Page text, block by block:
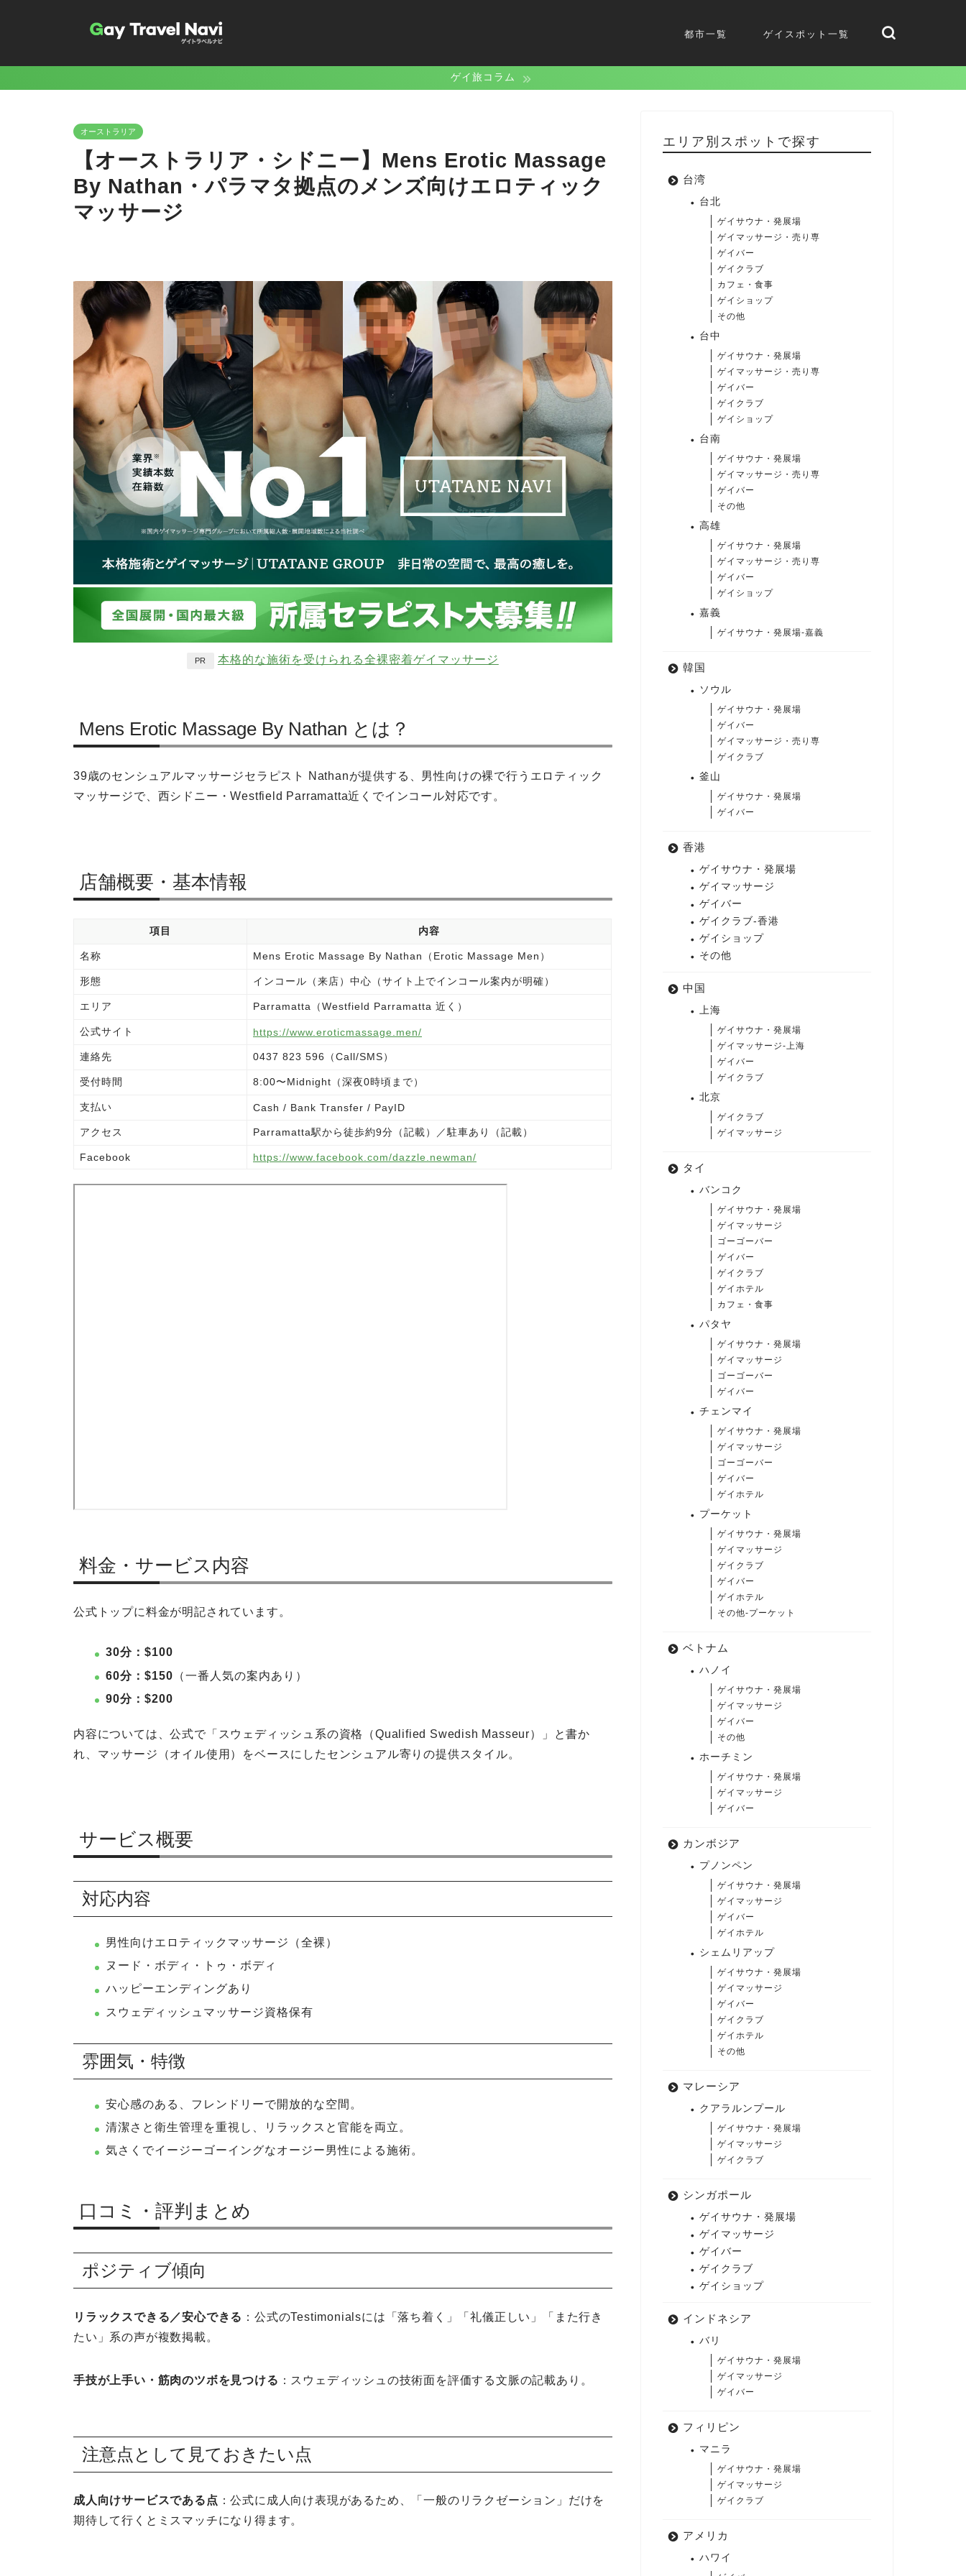
都市一覧 ゲイスポット一覧
ゲイ旅コラム
オーストラリア
【オーストラリア・シドニー】Mens Erotic Massage
By Nathan・パラマタ拠点のメンズ向けエロティック
マッサージ
PR 本格的な施術を受けられる全裸密着ゲイマッサージ
Mens Erotic Massage By Nathan とは？
39歳のセンシュアルマッサージセラピスト Nathanが提供する、男性向けの裸で行うエロティック
マッサージで、西シドニー・Westfield Parramatta近くでインコール対応です。
店舗概要・基本情報
項目 内容
名称 Mens Erotic Massage By Nathan（Erotic Massage Men）
形態 インコール（来店）中心（サイト上でインコール案内が明確）
エリア Parramatta（Westfield Parramatta 近く）
公式サイト https://www.eroticmassage.men/
連絡先 0437 823 596（Call/SMS）
受付時間 8:00〜Midnight（深夜0時頃まで）
支払い Cash / Bank Transfer / PayID
アクセス Parramatta駅から徒歩約9分（記載）／駐車あり（記載）
Facebook https://www.facebook.com/dazzle.newman/
料金・サービス内容
公式トップに料金が明記されています。
30分：$100
60分：$150 （一番人気の案内あり）
90分：$200
内容については、公式で「スウェディッシュ系の資格（Qualified Swedish Masseur）」と書か
れ、マッサージ（オイル使用）をベースにしたセンシュアル寄りの提供スタイル。
サービス概要
対応内容
男性向けエロティックマッサージ（全裸）
ヌード・ボディ・トゥ・ボディ
ハッピーエンディングあり
スウェディッシュマッサージ資格保有
雰囲気・特徴
安心感のある、フレンドリーで開放的な空間。
清潔さと衛生管理を重視し、リラックスと官能を両立。
気さくでイージーゴーイングなオージー男性による施術。
口コミ・評判まとめ
ポジティブ傾向
リラックスできる／安心できる ：公式のTestimonialsには「落ち着く」「礼儀正しい」「また行き
たい」系の声が複数掲載。
手技が上手い・筋肉のツボを見つける ：スウェディッシュの技術面を評価する文脈の記載あり。
注意点として見ておきたい点
成人向けサービスである点 ：公式に成人向け表現があるため、「一般のリラクゼーション」だけを
期待して行くとミスマッチになり得ます。
エリア別スポットで探す
台湾
台北
ゲイサウナ・発展場
ゲイマッサージ・売り専
ゲイバー
ゲイクラブ
カフェ・食事
ゲイショップ
その他
台中
ゲイサウナ・発展場
ゲイマッサージ・売り専
ゲイバー
ゲイクラブ
ゲイショップ
台南
ゲイサウナ・発展場
ゲイマッサージ・売り専
ゲイバー
その他
高雄
ゲイサウナ・発展場
ゲイマッサージ・売り専
ゲイバー
ゲイショップ
嘉義
ゲイサウナ・発展場-嘉義
韓国
ソウル
ゲイサウナ・発展場
ゲイバー
ゲイマッサージ・売り専
ゲイクラブ
釜山
ゲイサウナ・発展場
ゲイバー
香港
ゲイサウナ・発展場
ゲイマッサージ
ゲイバー
ゲイクラブ-香港
ゲイショップ
その他
中国
上海
ゲイサウナ・発展場
ゲイマッサージ-上海
ゲイバー
ゲイクラブ
北京
ゲイクラブ
ゲイマッサージ
タイ
バンコク
ゲイサウナ・発展場
ゲイマッサージ
ゴーゴーバー
ゲイバー
ゲイクラブ
ゲイホテル
カフェ・食事
パタヤ
ゲイサウナ・発展場
ゲイマッサージ
ゴーゴーバー
ゲイバー
チェンマイ
ゲイサウナ・発展場
ゲイマッサージ
ゴーゴーバー
ゲイバー
ゲイホテル
プーケット
ゲイサウナ・発展場
ゲイマッサージ
ゲイクラブ
ゲイバー
ゲイホテル
その他-プーケット
ベトナム
ハノイ
ゲイサウナ・発展場
ゲイマッサージ
ゲイバー
その他
ホーチミン
ゲイサウナ・発展場
ゲイマッサージ
ゲイバー
カンボジア
プノンペン
ゲイサウナ・発展場
ゲイマッサージ
ゲイバー
ゲイホテル
シェムリアップ
ゲイサウナ・発展場
ゲイマッサージ
ゲイバー
ゲイクラブ
ゲイホテル
その他
マレーシア
クアラルンプール
ゲイサウナ・発展場
ゲイマッサージ
ゲイクラブ
シンガポール
ゲイサウナ・発展場
ゲイマッサージ
ゲイバー
ゲイクラブ
ゲイショップ
インドネシア
バリ
ゲイサウナ・発展場
ゲイマッサージ
ゲイバー
フィリピン
マニラ
ゲイサウナ・発展場
ゲイマッサージ
ゲイクラブ
アメリカ
ハワイ